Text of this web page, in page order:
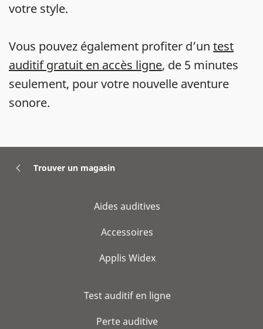
votre style.
Vous pouvez également profiter d’un test
auditif gratuit en accès ligne, de 5 minutes
seulement, pour votre nouvelle aventure
sonore.
Trouver un magasin
Aides auditives
Accessoires
Applis Widex
Test auditif en ligne
Perte auditive